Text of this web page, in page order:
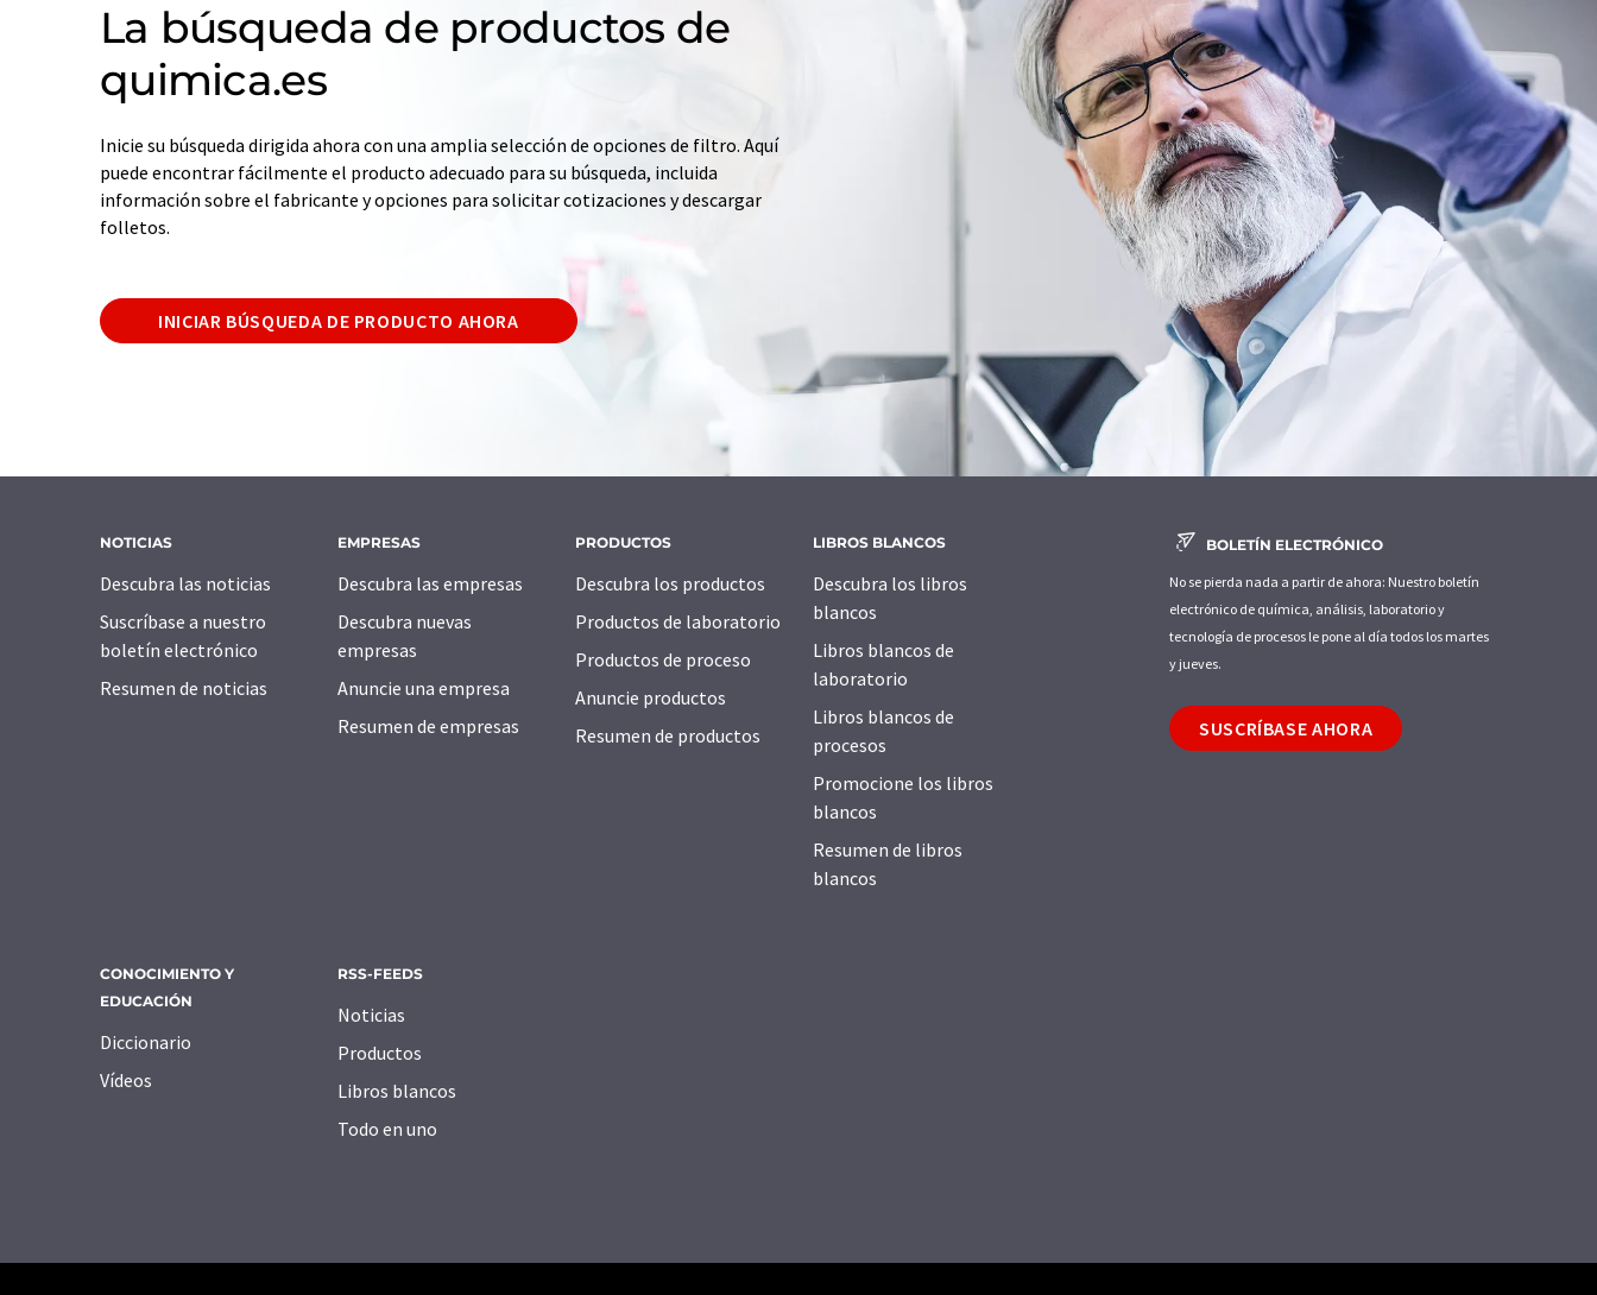
La búsqueda de productos de
quimica.es
Inicie su búsqueda dirigida ahora con una amplia selección de opciones de filtro. Aquí
puede encontrar fácilmente el producto adecuado para su búsqueda, incluida
información sobre el fabricante y opciones para solicitar cotizaciones y descargar
folletos.
INICIAR BÚSQUEDA DE PRODUCTO AHORA
NOTICIAS
Descubra las noticias
Suscríbase a nuestro
boletín electrónico
Resumen de noticias
EMPRESAS
Descubra las empresas
Descubra nuevas
empresas
Anuncie una empresa
Resumen de empresas
PRODUCTOS
Descubra los productos
Productos de laboratorio
Productos de proceso
Anuncie productos
Resumen de productos
LIBROS BLANCOS
Descubra los libros
blancos
Libros blancos de
laboratorio
Libros blancos de
procesos
Promocione los libros
blancos
Resumen de libros
blancos
CONOCIMIENTO Y
EDUCACIÓN
Diccionario
Vídeos
RSS-FEEDS
Noticias
Productos
Libros blancos
Todo en uno
BOLETÍN ELECTRÓNICO
No se pierda nada a partir de ahora: Nuestro boletín
electrónico de química, análisis, laboratorio y
tecnología de procesos le pone al día todos los martes
y jueves.
SUSCRÍBASE AHORA